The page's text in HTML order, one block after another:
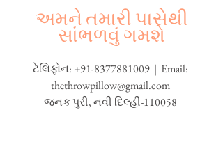
અમને તમારી પાસેથી
સાંભળવું ગમશે
ટેલિફોન: +91-8377881009 | Email:
thethrowpillow@gmail.com
જનક પુરી, નવી દિલ્હી-110058